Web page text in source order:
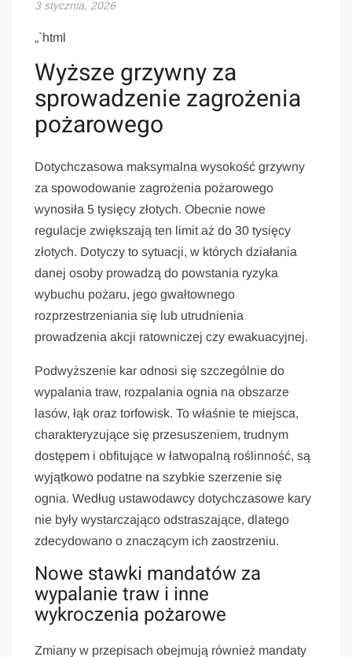
3 stycznia, 2026
„`html
Wyższe grzywny za
sprowadzenie zagrożenia
pożarowego
Dotychczasowa maksymalna wysokość grzywny
za spowodowanie zagrożenia pożarowego
wynosiła 5 tysięcy złotych. Obecnie nowe
regulacje zwiększają ten limit aż do 30 tysięcy
złotych. Dotyczy to sytuacji, w których działania
danej osoby prowadzą do powstania ryzyka
wybuchu pożaru, jego gwałtownego
rozprzestrzeniania się lub utrudnienia
prowadzenia akcji ratowniczej czy ewakuacyjnej.
Podwyższenie kar odnosi się szczególnie do
wypalania traw, rozpalania ognia na obszarze
lasów, łąk oraz torfowisk. To właśnie te miejsca,
charakteryzujące się przesuszeniem, trudnym
dostępem i obfitujące w łatwopalną roślinność, są
wyjątkowo podatne na szybkie szerzenie się
ognia. Według ustawodawcy dotychczasowe kary
nie były wystarczająco odstraszające, dlatego
zdecydowano o znaczącym ich zaostrzeniu.
Nowe stawki mandatów za
wypalanie traw i inne
wykroczenia pożarowe
Zmiany w przepisach obejmują również mandaty